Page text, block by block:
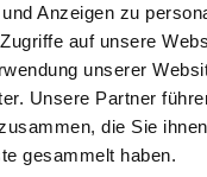
Anzeigen zu
auf unsere
unserer
Unsere Partner
die Sie
gesammelt haben.
der Hut zum
werden.
des Herbstes Konkurrenz